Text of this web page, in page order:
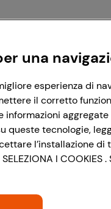
una
esperienza di
il corretto
queste tecnologie,
l’installazione
I